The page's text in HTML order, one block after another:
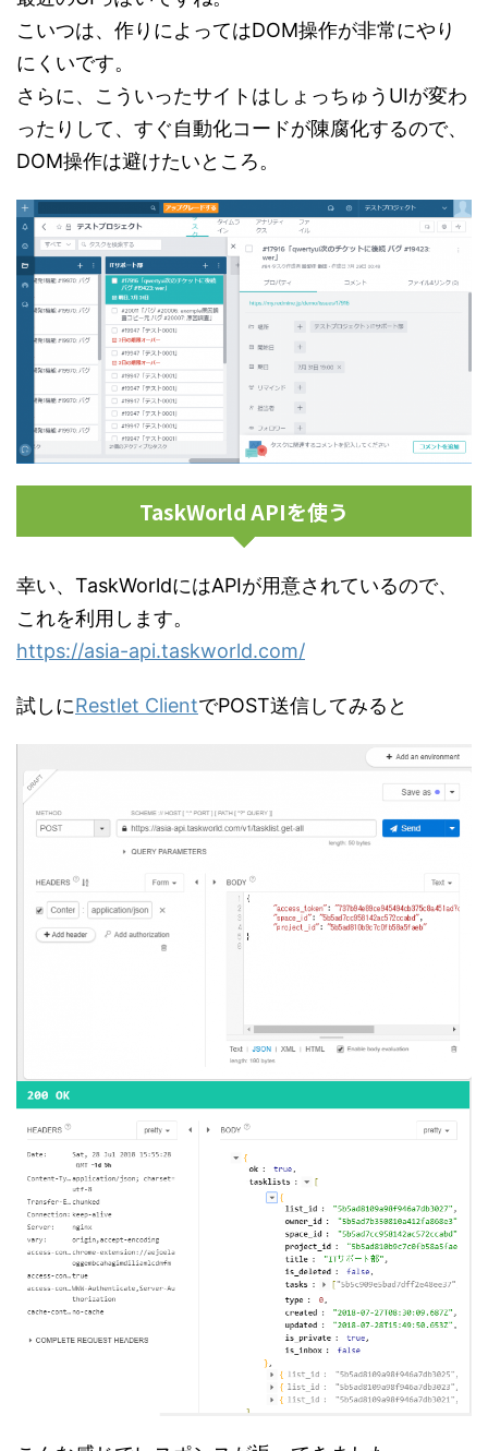
こいつは、作りによってはDOM操作が非常にやり
にくいです。
さらに、こういったサイトはしょっちゅうUIが変わ
ったりして、すぐ自動化コードが陳腐化するので、
DOM操作は避けたいところ。
TaskWorld APIを使う
幸い、TaskWorldにはAPIが用意されているので、
これを利用します。
https://asia-api.taskworld.com/
試しにRestlet ClientでPOST送信してみると